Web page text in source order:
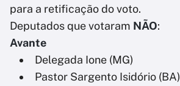
para a retificação do voto.
Deputados que votaram NÃO:
Avante
Delegada Ione (MG)
Pastor Sargento Isidório (BA)